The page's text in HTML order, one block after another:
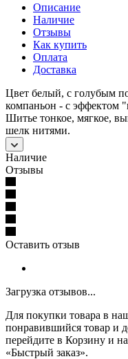
Описание
Наличие
Отзывы
Как купить
Оплата
Доставка
Цвет белый, с голубым
компаньон - с эффектом
Шитье тонкое, мягкое,
шелк нитями.
Наличие
Отзывы
Оставить отзыв
Загрузка отзывов...
Для покупки товара в
понравившийся товар и
перейдите в Корзину и
«Быстрый заказ».